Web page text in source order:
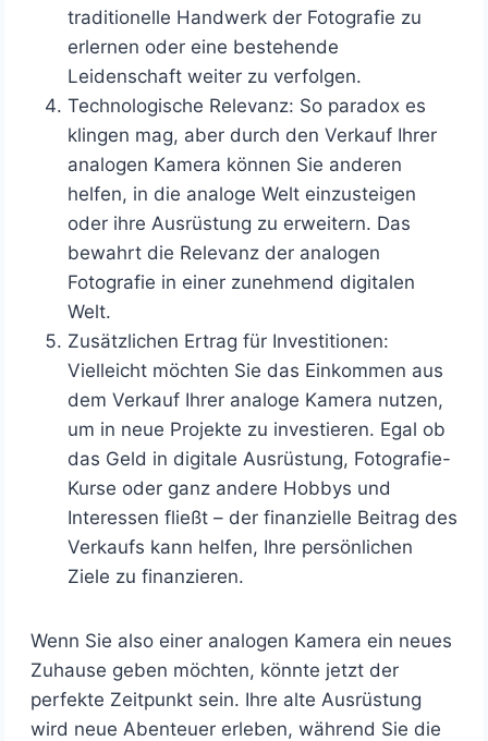
traditionelle Handwerk der Fotografie zu
erlernen oder eine bestehende
Leidenschaft weiter zu verfolgen.
Technologische Relevanz: So paradox es
klingen mag, aber durch den Verkauf Ihrer
analogen Kamera können Sie anderen
helfen, in die analoge Welt einzusteigen
oder ihre Ausrüstung zu erweitern. Das
bewahrt die Relevanz der analogen
Fotografie in einer zunehmend digitalen
Welt.
Zusätzlichen Ertrag für Investitionen:
Vielleicht möchten Sie das Einkommen aus
dem Verkauf Ihrer analoge Kamera nutzen,
um in neue Projekte zu investieren. Egal ob
das Geld in digitale Ausrüstung, Fotografie-
Kurse oder ganz andere Hobbys und
Interessen fließt – der finanzielle Beitrag des
Verkaufs kann helfen, Ihre persönlichen
Ziele zu finanzieren.
Wenn Sie also einer analogen Kamera ein neues
Zuhause geben möchten, könnte jetzt der
perfekte Zeitpunkt sein. Ihre alte Ausrüstung
wird neue Abenteuer erleben, während Sie die